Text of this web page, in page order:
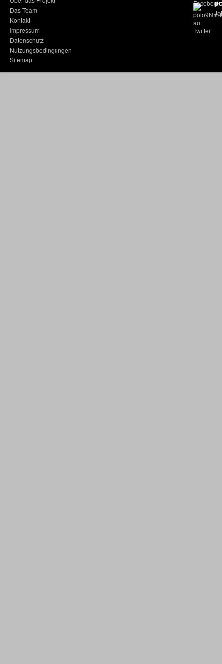
Das Team
Kontakt
Impressum
Datenschutz
Nutzungsbedingungen
Sitemap